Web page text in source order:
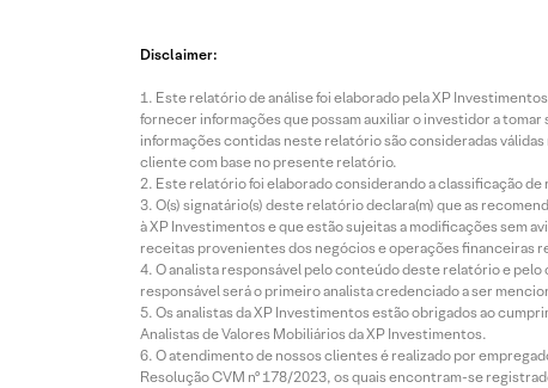
Disclaimer:
Este relatório de análise foi elaborado pela XP
fornecer informações que possam auxiliar o investidor a
informações contidas neste relatório são consideradas
cliente com base no presente relatório.
Este relatório foi elaborado considerando a classificação
O(s) signatário(s) deste relatório declara(m) que as
à XP Investimentos e que estão sujeitas a modificações sem
receitas provenientes dos negócios e operações financeiras
O analista responsável pelo conteúdo deste relatório e pelo
responsável será o primeiro analista credenciado a ser
Os analistas da XP Investimentos estão obrigados ao
Analistas de Valores Mobiliários da XP Investimentos.
O atendimento de nossos clientes é realizado por
Resolução CVM nº 178/2023, os quais encontram-se